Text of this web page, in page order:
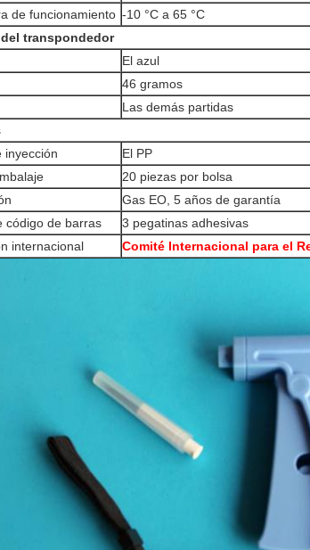
de funcionamiento -10 °C a 65 °C
transpondedor
El azul
46 gramos
Las demás partidas
inyección
El PP
20 piezas por bolsa
Gas EO, 5 años de garantía
código de barras
3 pegatinas adhesivas
internacional
Comité Internacional para el